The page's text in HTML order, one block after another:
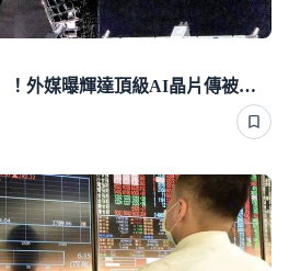
缺晶風暴逼出「閹割版」！外媒曝輝達頂級AI晶片傳被迫降規